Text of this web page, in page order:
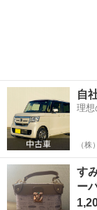
自
理想
（株
す
ー